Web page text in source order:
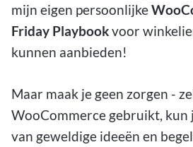
mijn eigen persoonlijke
Friday Playbookvoor
kunnen aanbieden!
Maar maak je geen zorgen -
WooCommerce gebruikt, kun
van geweldige ideeën en